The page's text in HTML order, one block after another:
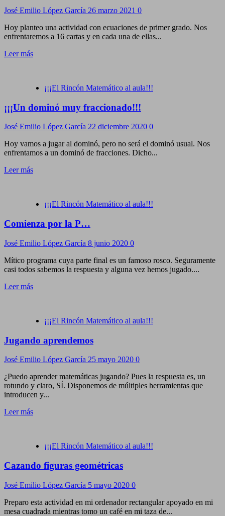
José Emilio López García 26 marzo 2021 0
Hoy planteo una actividad con ecuaciones de primer grado. Nos
enfrentaremos a 16 cartas y en cada una de ellas...
Leer más
¡¡¡El Rincón Matemático al aula!!!
¡¡¡Un dominó muy fraccionado!!!
José Emilio López García 22 diciembre 2020 0
Hoy vamos a jugar al dominó, pero no será el dominó usual. Nos
enfrentamos a un dominó de fracciones. Dicho...
Leer más
¡¡¡El Rincón Matemático al aula!!!
Comienza por la P…
José Emilio López García 8 junio 2020 0
Mítico programa cuya parte final es un famoso rosco. Seguramente
casi todos sabemos la respuesta y alguna vez hemos jugado....
Leer más
¡¡¡El Rincón Matemático al aula!!!
Jugando aprendemos
José Emilio López García 25 mayo 2020 0
¿Puedo aprender matemáticas jugando? Pues la respuesta es, un
rotundo y claro, SÍ. Disponemos de múltiples herramientas que
introducen y...
Leer más
¡¡¡El Rincón Matemático al aula!!!
Cazando figuras geométricas
José Emilio López García 5 mayo 2020 0
Preparo esta actividad en mi ordenador rectangular apoyado en mi
mesa cuadrada mientras tomo un café en mi taza de...